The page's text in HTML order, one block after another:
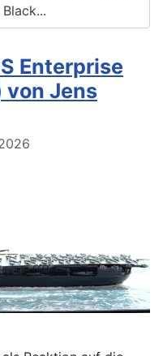
Enterprise
von Jens